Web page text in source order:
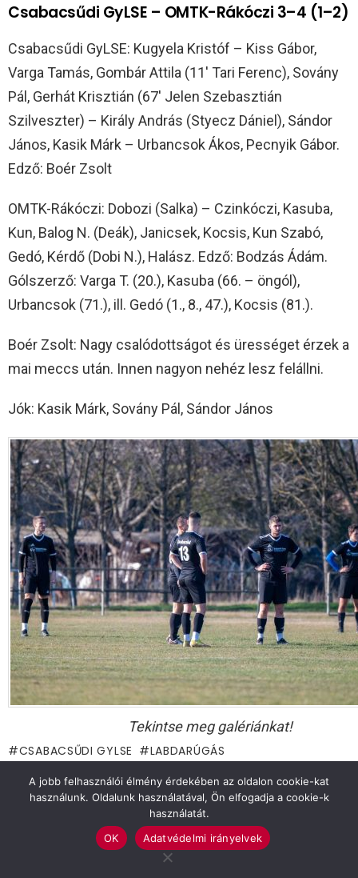
Csabacsűdi GyLSE – OMTK-Rákóczi 3–4 (1–2)
Csabacsűdi GyLSE: Kugyela Kristóf – Kiss Gábor,
Varga Tamás, Gombár Attila (11′ Tari Ferenc), Sovány
Pál, Gerhát Krisztián (67′ Jelen Szebasztián
Szilveszter) – Király András (Styecz Dániel), Sándor
János, Kasik Márk – Urbancsok Ákos, Pecnyik Gábor.
Edző: Boér Zsolt
OMTK-Rákóczi: Dobozi (Salka) – Czinkóczi, Kasuba,
Kun, Balog N. (Deák), Janicsek, Kocsis, Kun Szabó,
Gedó, Kérdő (Dobi N.), Halász. Edző: Bodzás Ádám.
Gólszerző: Varga T. (20.), Kasuba (66. – öngól),
Urbancsok (71.), ill. Gedó (1., 8., 47.), Kocsis (81.).
Boér Zsolt: Nagy csalódottságot és ürességet érzek a
mai meccs után. Innen nagyon nehéz lesz felállni.
Jók: Kasik Márk, Sovány Pál, Sándor János
Tekintse meg galériánkat!
CSABACSŰDI GYLSE LABDARÚGÁS
more
Previous article
Gyakorlós első és harmadik hely a megyei
Egy mérkőzést a végén kell megnyerni
A jobb felhasználói élmény érdekében az oldalon cookie-kat
használunk. Oldalunk használatával, Ön elfogadja a cookie-k
használatát.
OK
Adatvédelmi irányelvek